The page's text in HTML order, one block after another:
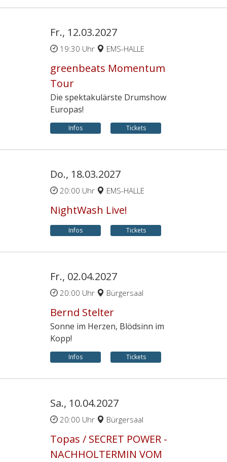
Fr., 12.03.2027
19:30 Uhr EMS-HALLE
greenbeats Momentum
Tour
Die spektakulärste Drumshow
Europas!
Infos Tickets
Do., 18.03.2027
20:00 Uhr EMS-HALLE
NightWash Live!
Infos Tickets
Fr., 02.04.2027
20:00 Uhr Bürgersaal
Bernd Stelter
Sonne im Herzen, Blödsinn im
Kopp!
Infos Tickets
Sa., 10.04.2027
20:00 Uhr Bürgersaal
Topas / SECRET POWER -
NACHHOLTERMIN VOM